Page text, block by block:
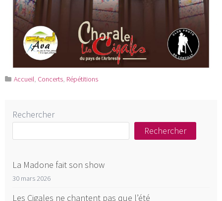
Accueil, Concerts, Répétitions
Rechercher
Rechercher
La Madone fait son show
30 mars 2026
Les Cigales ne chantent pas que l’été